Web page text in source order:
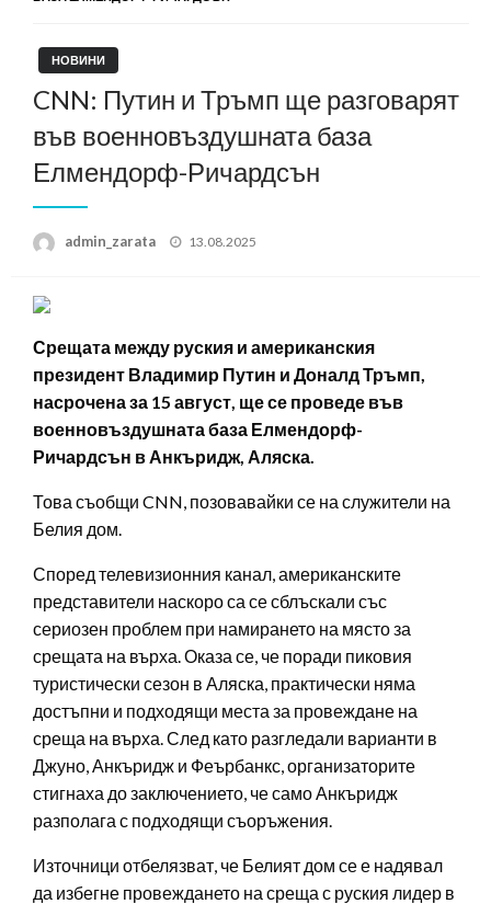
НОВИНИ
CNN: Путин и Тръмп ще разговарят
във военновъздушната база
Елмендорф-Ричардсън
admin_zarata
Posted
13.08.2025
Срещата между руския и американския
президент Владимир Путин и Доналд Тръмп,
насрочена за 15 август, ще се проведе във
военновъздушната база Елмендорф-
Ричардсън в Анкъридж, Аляска.
Това съобщи CNN, позовавайки се на служители на
Белия дом.
Според телевизионния канал, американските
представители наскоро са се сблъскали със
сериозен проблем при намирането на място за
срещата на върха. Оказа се, че поради пиковия
туристически сезон в Аляска, практически няма
достъпни и подходящи места за провеждане на
среща на върха. След като разгледали варианти в
Джуно, Анкъридж и Феърбанкс, организаторите
стигнаха до заключението, че само Анкъридж
разполага с подходящи съоръжения.
Източници отбелязват, че Белият дом се е надявал
да избегне провеждането на среща с руския лидер в